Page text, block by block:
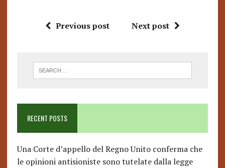
Previous post Next post
RECENT POSTS
Una Corte d’appello del Regno Unito conferma che
le opinioni antisioniste sono tutelate dalla legge